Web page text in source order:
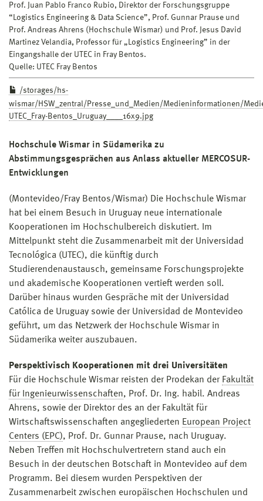
Prof. Juan Pablo Franco Rubio, Direktor der Forschungsgruppe
“Logistics Engineering & Data Science”, Prof. Gunnar Prause und
Prof. Andreas Ahrens (Hochschule Wismar) und Prof. Jesus David
Martinez Velandia, Professor für „Logistics Engineering” in der
Eingangshalle der UTEC in Fray Bentos.
Quelle: UTEC Fray Bentos
/storages/hs-
wismar/HSW_zentral/Presse_und_Medien/Medieninformationen/
UTEC_Fray-Bentos_Uruguay____16x9.jpg
Hochschule Wismar in Südamerika zu
Abstimmungsgesprächen aus Anlass aktueller MERCOSUR-
Entwicklungen
(Montevideo/Fray Bentos/Wismar) Die Hochschule Wismar
hat bei einem Besuch in Uruguay neue internationale
Kooperationen im Hochschulbereich diskutiert. Im
Mittelpunkt steht die Zusammenarbeit mit der Universidad
Tecnológica (UTEC), die künftig durch
Studierendenaustausch, gemeinsame Forschungsprojekte
und akademische Kooperationen vertieft werden soll.
Darüber hinaus wurden Gespräche mit der Universidad
Católica de Uruguay sowie der Universidad de Montevideo
geführt, um das Netzwerk der Hochschule Wismar in
Südamerika weiter auszubauen.
Perspektivisch Kooperationen mit drei Universitäten
Für die Hochschule Wismar reisten der Prodekan der Fakultät
für Ingenieurwissenschaften, Prof. Dr. Ing. habil. Andreas
Ahrens, sowie der Direktor des an der Fakultät für
Wirtschaftswissenschaften angegliederten European Project
Centers (EPC), Prof. Dr. Gunnar Prause, nach Uruguay.
Neben Treffen mit Hochschulvertretern stand auch ein
Besuch in der deutschen Botschaft in Montevideo auf dem
Programm. Bei diesem wurden Perspektiven der
Zusammenarbeit zwischen europäischen Hochschulen und